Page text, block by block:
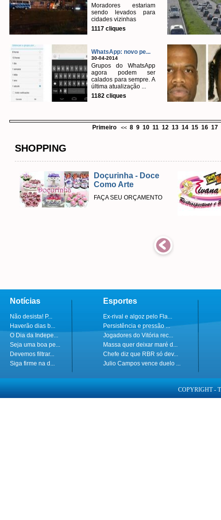
Moradores estariam
sendo levados para
cidades vizinhas
1117 cliques
WhatsApp: novo pe...
30-04-2014
Grupos do WhatsApp
agora podem ser
calados para sempre. A
última atualização ...
1182 cliques
Primeiro << 8 9 10 11 12 13 14 15 16 17
SHOPPING
Doçurinha - Doce
Como Arte
FAÇA SEU ORÇAMENTO
Notícias
Não desista! P...
Haverão dias b...
O Dia da Indepe...
Seja uma boa pe...
Devemos filtrar...
Siga firme na d...
Esportes
Ex-rival e algoz pelo Fla...
Persistência e pressão ...
Jogadores do Vitória rec...
Massa quer deixar maré d...
Chefe diz que RBR só dev...
Julio Campos vence duelo ...
COPYRIGHT -